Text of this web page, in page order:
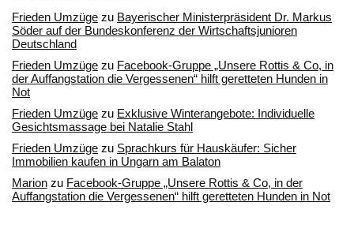
Frieden Umzüge zu Bayerischer Ministerpräsident Dr. Markus
Söder auf der Bundeskonferenz der Wirtschaftsjunioren
Deutschland
Frieden Umzüge zu Facebook-Gruppe „Unsere Rottis & Co, in
der Auffangstation die Vergessenen“ hilft geretteten Hunden in
Not
Frieden Umzüge zu Exklusive Winterangebote: Individuelle
Gesichtsmassage bei Natalie Stahl
Frieden Umzüge zu Sprachkurs für Hauskäufer: Sicher
Immobilien kaufen in Ungarn am Balaton
Marion zu Facebook-Gruppe „Unsere Rottis & Co, in der
Auffangstation die Vergessenen“ hilft geretteten Hunden in Not